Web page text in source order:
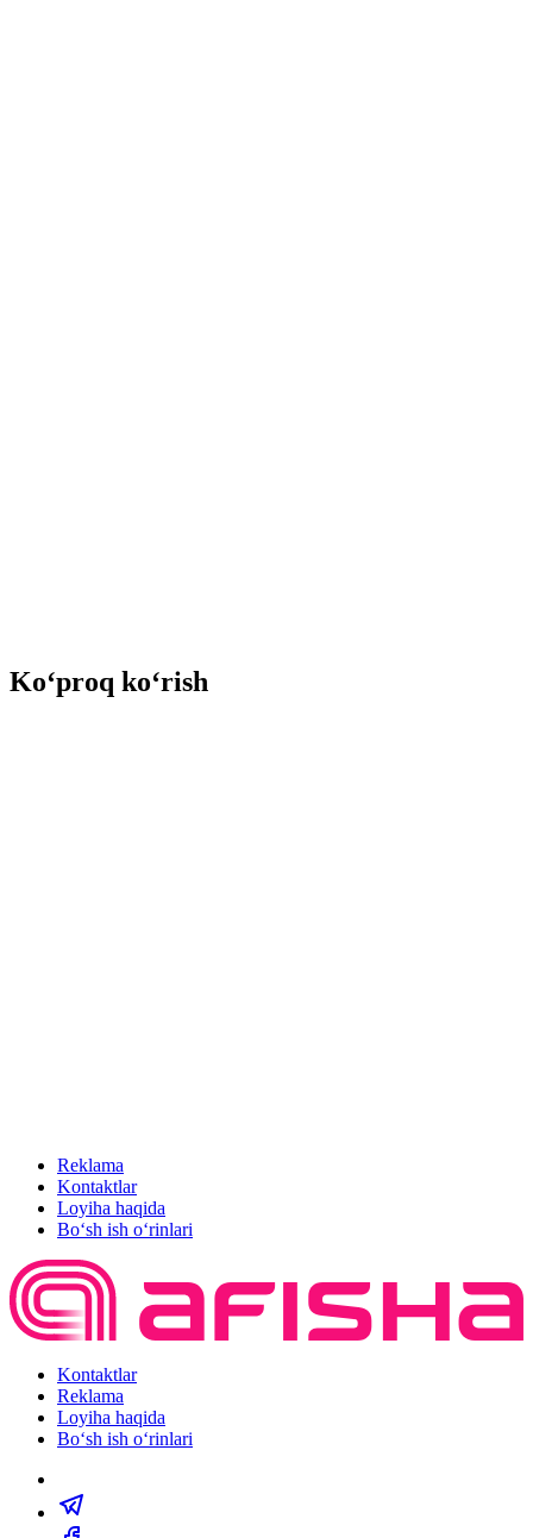
Ko‘proq ko‘rish
Reklama
Kontaktlar
Loyiha haqida
Bo‘sh ish o‘rinlari
Kontaktlar
Reklama
Loyiha haqida
Bo‘sh ish o‘rinlari